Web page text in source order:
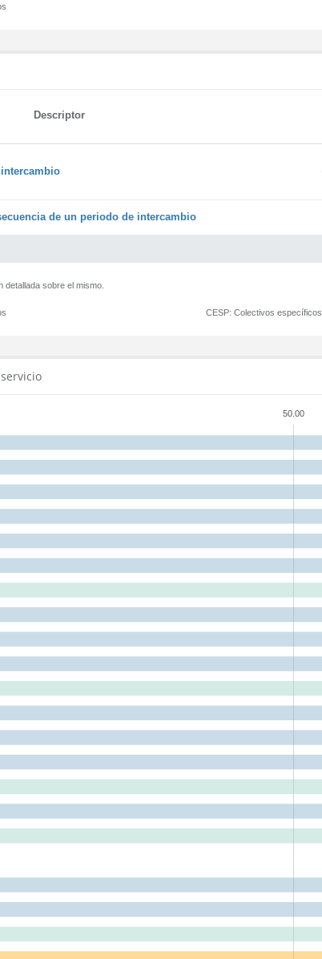
Descriptor
de un periodo de intercambio
sobre el mismo.
CESP: Colectivos específicos
50.00